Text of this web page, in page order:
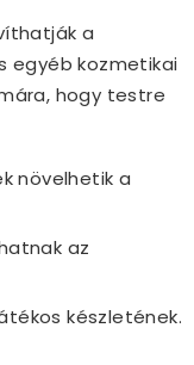
a
egyéb kozmetikai
hogy testre
növelhetik a
az
készletének.